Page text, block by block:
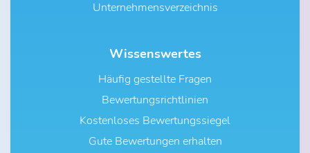
Unternehmensverzeichnis
Wissenswertes
Häufig gestellte Fragen
Bewertungsrichtlinien
Kostenloses Bewertungssiegel
Gute Bewertungen erhalten